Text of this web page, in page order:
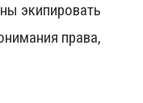
экипировать
права,